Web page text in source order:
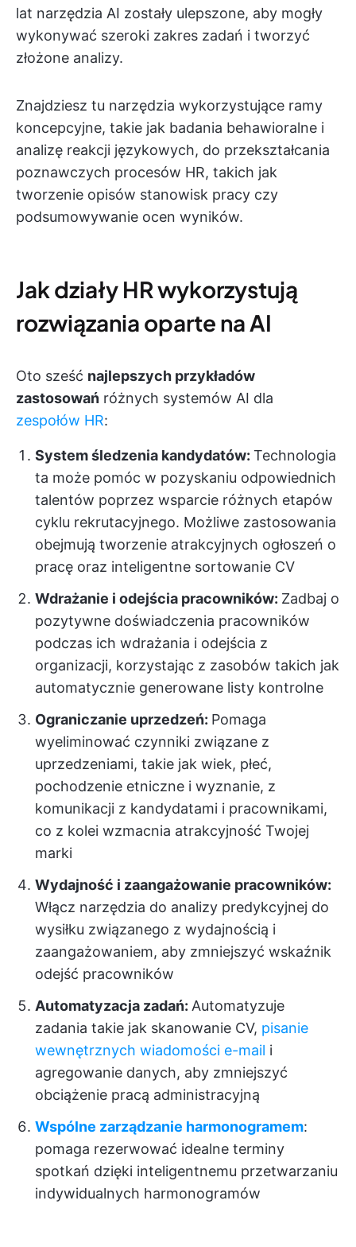
lat narzędzia AI zostały ulepszone, aby mogły
wykonywać szeroki zakres zadań i tworzyć
złożone analizy.
Znajdziesz tu narzędzia wykorzystujące ramy
koncepcyjne, takie jak badania behawioralne i
analizę reakcji językowych, do przekształcania
poznawczych procesów HR, takich jak
tworzenie opisów stanowisk pracy czy
podsumowywanie ocen wyników.
Jak działy HR wykorzystują
rozwiązania oparte na AI
Oto sześć najlepszych przykładów
zastosowań różnych systemów AI dla
zespołów HR:
System śledzenia kandydatów: Technologia
ta może pomóc w pozyskaniu odpowiednich
talentów poprzez wsparcie różnych etapów
cyklu rekrutacyjnego. Możliwe zastosowania
obejmują tworzenie atrakcyjnych ogłoszeń o
pracę oraz inteligentne sortowanie CV
Wdrażanie i odejścia pracowników: Zadbaj o
pozytywne doświadczenia pracowników
podczas ich wdrażania i odejścia z
organizacji, korzystając z zasobów takich jak
automatycznie generowane listy kontrolne
Ograniczanie uprzedzeń: Pomaga
wyeliminować czynniki związane z
uprzedzeniami, takie jak wiek, płeć,
pochodzenie etniczne i wyznanie, z
komunikacji z kandydatami i pracownikami,
co z kolei wzmacnia atrakcyjność Twojej
marki
Wydajność i zaangażowanie pracowników:
Włącz narzędzia do analizy predykcyjnej do
wysiłku związanego z wydajnością i
zaangażowaniem, aby zmniejszyć wskaźnik
odejść pracowników
Automatyzacja zadań: Automatyzuje
zadania takie jak skanowanie CV, pisanie
wewnętrznych wiadomości e-mail i
agregowanie danych, aby zmniejszyć
obciążenie pracą administracyjną
Wspólne zarządzanie harmonogramem:
pomaga rezerwować idealne terminy
spotkań dzięki inteligentnemu przetwarzaniu
indywidualnych harmonogramów